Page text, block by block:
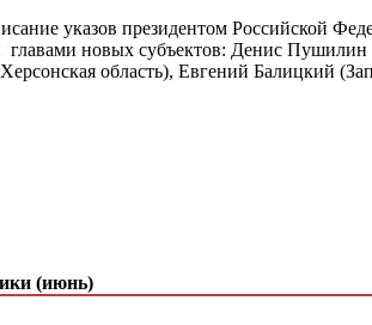
указов президентом Российской
главами новых субъектов: Денис
область), Евгений Балицкий
(июнь)